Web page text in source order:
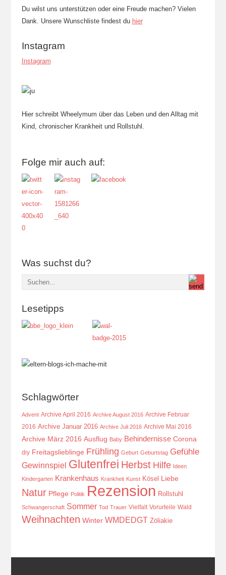
Du wilst uns unterstützen oder eine Freude machen? Vielen
Dank. Unsere Wunschliste findest du hier
Instagram
Instagram
Hier schreibt Wheelymum über das Leben und den Alltag mit
Kind, chronischer Krankheit und Rollstuhl.
Folge mir auch auf:
Was suchst du?
Lesetipps
Schlagwörter
Advent Archive April 2016 Archive August 2016 Archive Februar
2016 Archive Januar 2016 Archive Juli 2016 Archive Mai 2016
Archive März 2016 Ausflug Baby Behindernisse Corona
diy Freitagslieblinge Frühling Geburt Geburtstag Gefühle
Gewinnspiel Glutenfrei Herbst Hilfe Ideen
Kindergarten Krankenhaus Krankheit Kunst Kösel Liebe
Natur Pflege Politik Rezension Rollstuhl
Schwangerschaft Sommer Tod Trauer Vielfalt Vorurteile Wald
Weihnachten Winter WMDEDGT Zöliakie